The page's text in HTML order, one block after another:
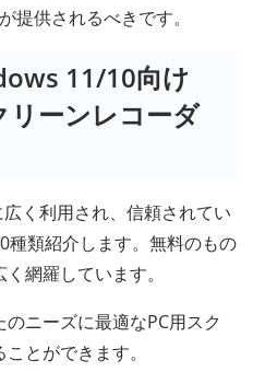
提供されるべきです。
11/10向け
ーンレコーダ
く利用され、信頼されてい
種類紹介します。無料のもの
網羅しています。
ニーズに最適なPC用スク
とができます。